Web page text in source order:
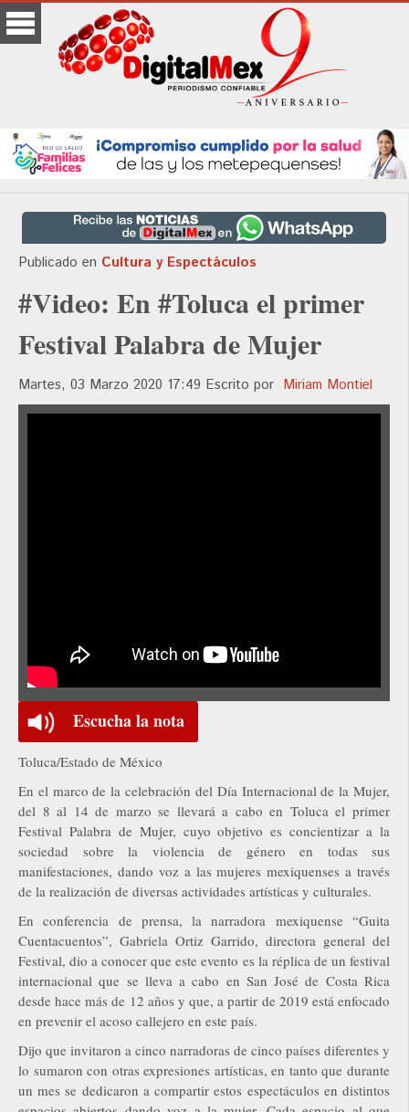
Publicado en Cultura y Espectáculos
#Video: En #Toluca el primer
Festival Palabra de Mujer
Martes, 03 Marzo 2020 17:49 Escrito por Miriam Montiel
Escucha la nota
Toluca/Estado de México
En el marco de la celebración del Día Internacional de la Mujer,
del 8 al 14 de marzo se llevará a cabo en Toluca el primer
Festival Palabra de Mujer, cuyo objetivo es concientizar a la
sociedad sobre la violencia de género en todas sus
manifestaciones, dando voz a las mujeres mexiquenses a través
de la realización de diversas actividades artísticas y culturales.
En conferencia de prensa, la narradora mexiquense “Guita
Cuentacuentos”, Gabriela Ortiz Garrido, directora general del
Festival, dio a conocer que este evento es la réplica de un festival
internacional que se lleva a cabo en San José de Costa Rica
desde hace más de 12 años y que, a partir de 2019 está enfocado
en prevenir el acoso callejero en este país.
Dijo que invitaron a cinco narradoras de cinco países diferentes y
lo sumaron con otras expresiones artísticas, en tanto que durante
un mes se dedicaron a compartir estos espectáculos en distintos